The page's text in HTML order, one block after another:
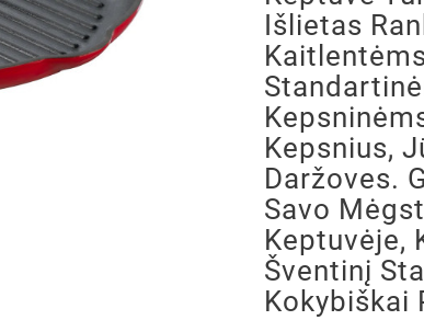
Išlietas
Kepsnius,
Daržoves.
Savo
Keptuvėje,
Šventinį
Kokybiškai